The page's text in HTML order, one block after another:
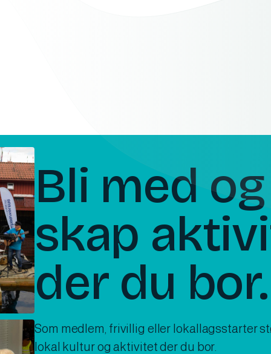
Bli med og
skap
der du bor.
Som medlem, frivillig eller lokallagsstarter
lokal kultur og aktivitet der du bor.